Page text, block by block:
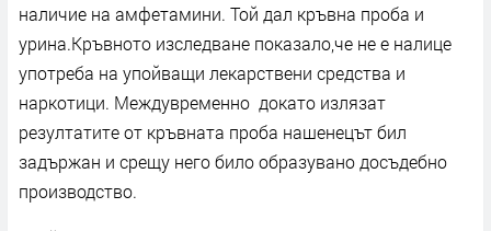
наличие на амфетамини. Той дал кръвна проба и
урина.Кръвното изследване показало,че не е налице
употреба на упойващи лекарствени средства и
наркотици. Междувременно докато излязат
резултатите от кръвната проба нашенецът бил
задържан и срещу него било образувано досъдебно
производство.